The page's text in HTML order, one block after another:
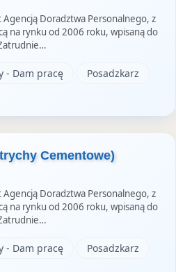
Doradztwa Personalnego, z
na rynku od 2006 roku, wpisaną do
- Dam pracę Posadzkarz
Cementowe)
Doradztwa Personalnego, z
na rynku od 2006 roku, wpisaną do
- Dam pracę Posadzkarz